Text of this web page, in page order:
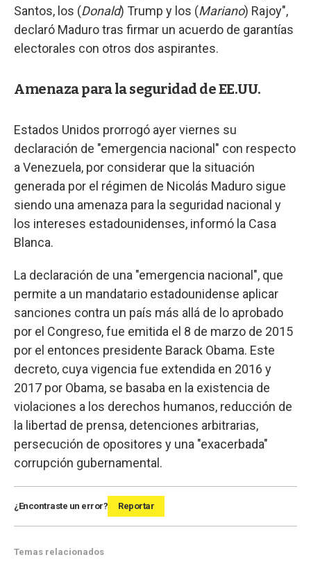
Santos, los (Donald) Trump y los (Mariano) Rajoy",
declaró Maduro tras firmar un acuerdo de garantías
electorales con otros dos aspirantes.
Amenaza para la seguridad de EE.UU.
Estados Unidos prorrogó ayer viernes su
declaración de "emergencia nacional" con respecto
a Venezuela, por considerar que la situación
generada por el régimen de Nicolás Maduro sigue
siendo una amenaza para la seguridad nacional y
los intereses estadounidenses, informó la Casa
Blanca.
La declaración de una "emergencia nacional", que
permite a un mandatario estadounidense aplicar
sanciones contra un país más allá de lo aprobado
por el Congreso, fue emitida el 8 de marzo de 2015
por el entonces presidente Barack Obama. Este
decreto, cuya vigencia fue extendida en 2016 y
2017 por Obama, se basaba en la existencia de
violaciones a los derechos humanos, reducción de
la libertad de prensa, detenciones arbitrarias,
persecución de opositores y una "exacerbada"
corrupción gubernamental.
¿Encontraste un error? Reportar
Temas relacionados